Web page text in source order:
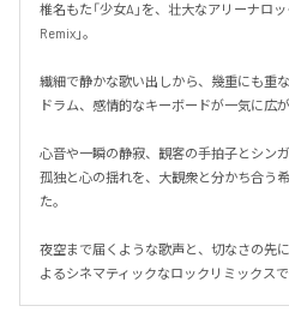
椎名もた「少女A」を、壮大なアリーナロ
Remix」。
繊細で静かな歌い出しから、幾重にも重
ドラム、感情的なキーボードが一気に広
心音や一瞬の静寂、観客の手拍子とシン
孤独と心の揺れを、大観衆と分かち合う
た。
夜空まで届くような歌声と、切なさの先
よるシネマティックなロックリミックスで